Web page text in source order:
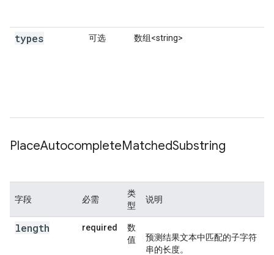
types 可选 数组<string>
PlaceAutocompleteMatchedSubstring
字段 必需
类
型
说明
length required
数
值
预测结果文本中匹配的子字符
串的长度。